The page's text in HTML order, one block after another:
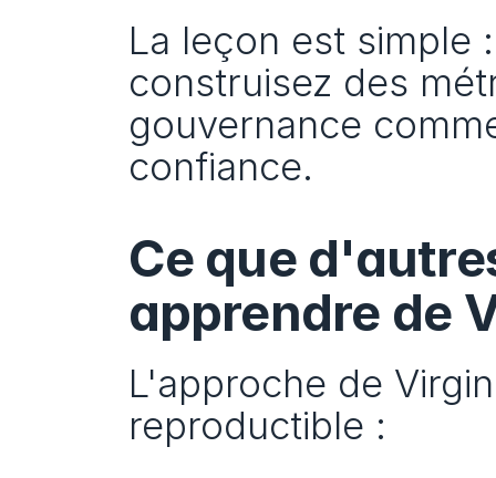
La leçon est simple
construisez des
gouvernance
confiance.
Ce que
apprendre de
L'approche de
reproductible :